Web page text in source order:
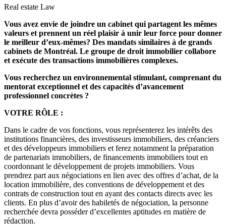
Real estate Law
Vous avez envie de joindre un cabinet qui partagent les mêmes
valeurs et prennent un réel plaisir à unir leur force pour donner
le meilleur d’eux-mêmes? Des mandats similaires à de grands
cabinets de Montréal. Le groupe de droit immobilier collabore
et exécute des transactions immobilières complexes.
Vous recherchez un environnemental stimulant, comprenant du
mentorat exceptionnel et des capacités d’avancement
professionnel concrètes ?
VOTRE RÔLE :
Dans le cadre de vos fonctions, vous représenterez les intérêts des
institutions financières, des investisseurs immobiliers, des créanciers
et des développeurs immobiliers et ferez notamment la préparation
de partenariats immobiliers, de financements immobiliers tout en
coordonnant le développement de projets immobiliers. Vous
prendrez part aux négociations en lien avec des offres d’achat, de la
location immobilière, des conventions de développement et des
contrats de construction tout en ayant des contacts directs avec les
clients. En plus d’avoir des habiletés de négociation, la personne
recherchée devra posséder d’excellentes aptitudes en matière de
rédaction.